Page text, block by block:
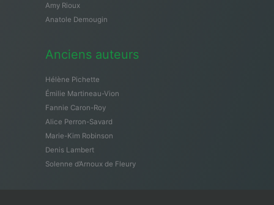
Amy Rioux
Anatole Demougin
Anciens auteurs
Hélène Pichette
Émilie Martineau-Vion
Fannie Caron-Roy
Alice Perron-Savard
Marie-Kim Robinson
Denis Lambert
Solenne d’Arnoux de Fleury